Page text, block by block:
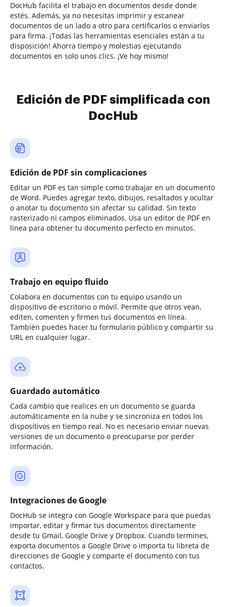
DocHub facilita el trabajo en documentos desde donde
estés. Además, ya no necesitas imprimir y escanear
documentos de un lado a otro para certificarlos o enviarlos
para firma. ¡Todas las herramientas esenciales están a tu
disposición! Ahorra tiempo y molestias ejecutando
documentos en solo unos clics. ¡Ve hoy mismo!
Edición de PDF simplificada con
DocHub
Edición de PDF sin complicaciones
Editar un PDF es tan simple como trabajar en un documento
de Word. Puedes agregar texto, dibujos, resaltados y ocultar
o anotar tu documento sin afectar su calidad. Sin texto
rasterizado ni campos eliminados. Usa un editor de PDF en
línea para obtener tu documento perfecto en minutos.
Trabajo en equipo fluido
Colabora en documentos con tu equipo usando un
dispositivo de escritorio o móvil. Permite que otros vean,
editen, comenten y firmen tus documentos en línea.
También puedes hacer tu formulario público y compartir su
URL en cualquier lugar.
Guardado automático
Cada cambio que realices en un documento se guarda
automáticamente en la nube y se sincroniza en todos los
dispositivos en tiempo real. No es necesario enviar nuevas
versiones de un documento o preocuparse por perder
información.
Integraciones de Google
DocHub se integra con Google Workspace para que puedas
importar, editar y firmar tus documentos directamente
desde tu Gmail, Google Drive y Dropbox. Cuando termines,
exporta documentos a Google Drive o importa tu libreta de
direcciones de Google y comparte el documento con tus
contactos.